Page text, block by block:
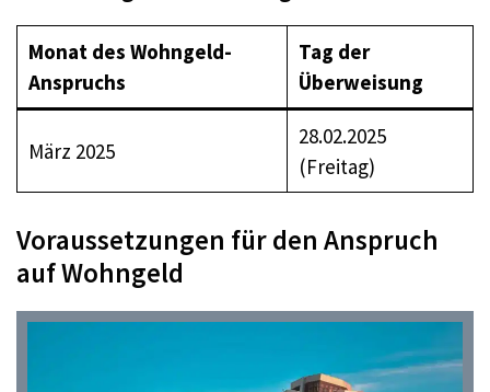
Monat des Wohngeld-
Anspruchs
Tag der
Überweisung
März 2025
28.02.2025
(Freitag)
Voraussetzungen für den Anspruch
auf Wohngeld